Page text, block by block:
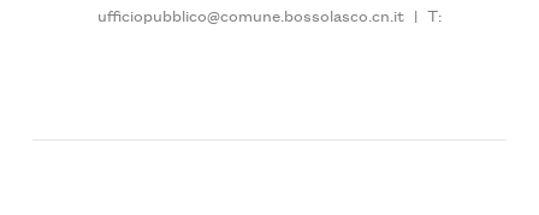
ufficiopubblico@comune.bossolasco.cn.it | T: